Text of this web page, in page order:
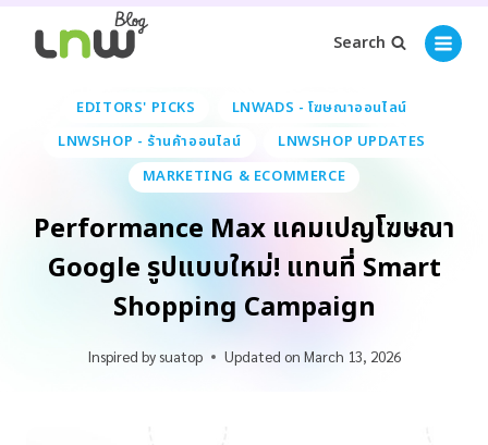
Search
EDITORS' PICKS
LNWADS - โฆษณาออนไลน์
LNWSHOP - ร้านค้าออนไลน์
LNWSHOP UPDATES
MARKETING & ECOMMERCE
Performance Max แคมเปญโฆษณา
Google รูปแบบใหม่! แทนที่ Smart
Shopping Campaign
Inspired by suatop Updated on March 13, 2026